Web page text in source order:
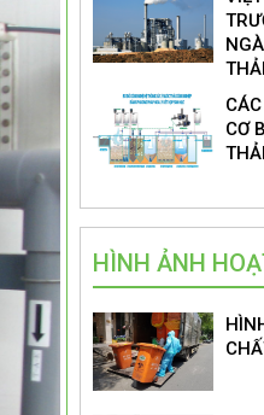
THẢI
CƠ
HÌNH ẢNH